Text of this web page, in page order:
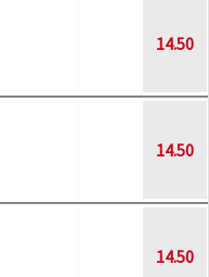
14.50
14.50
14.50